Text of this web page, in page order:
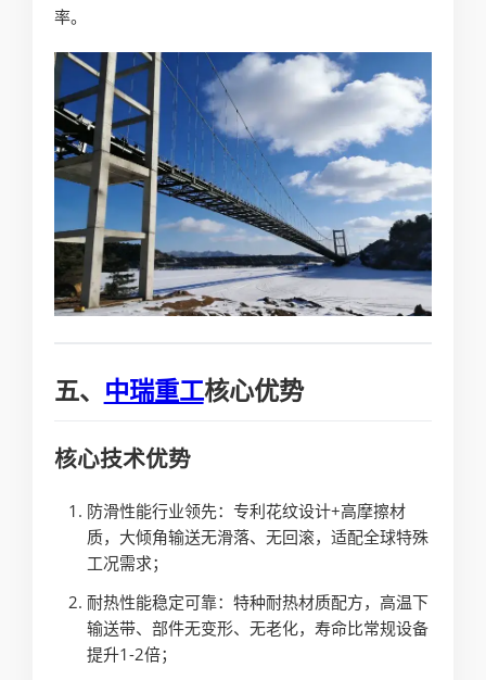
率。
五、 中瑞重工核心优势
核心技术优势
防滑性能行业领先：专利花纹设计+高摩擦材
质，大倾角输送无滑落、无回滚，适配全球特殊
工况需求；
耐热性能稳定可靠：特种耐热材质配方，高温下
输送带、部件无变形、无老化，寿命比常规设备
提升1-2倍；